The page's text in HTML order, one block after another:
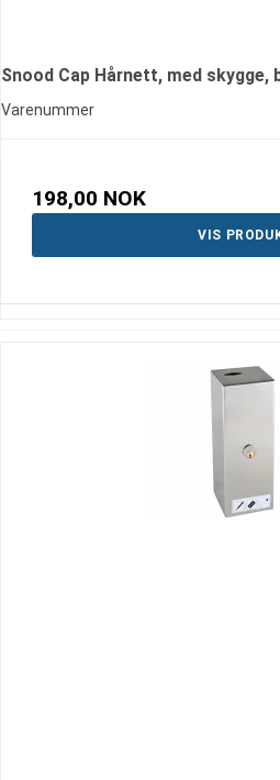
Snood Cap Hårnett, med skygge,
Varenummer
198,00 NOK
VIS